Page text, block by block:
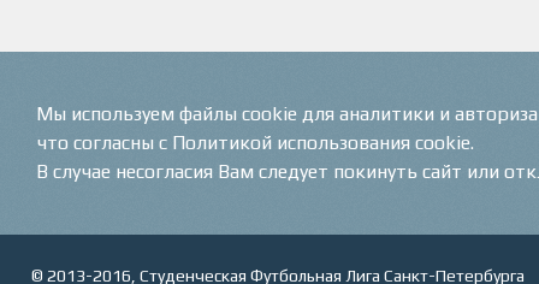
© 2013-2016, Студенческая Футбольная Лига Санкт-Петербурга
Мы используем файлы cookie для аналитики и
что согласны с Политикой использования cookie.
В случае несогласия Вам следует покинуть сайт или